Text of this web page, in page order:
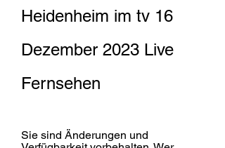
Heidenheim im tv 16
Dezember 2023 Live
Fernsehen
Sie sind Änderungen und